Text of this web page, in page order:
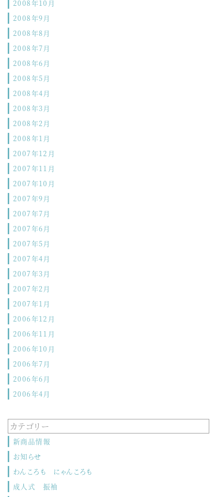
2008年10月
2008年9月
2008年8月
2008年7月
2008年6月
2008年5月
2008年4月
2008年3月
2008年2月
2008年1月
2007年12月
2007年11月
2007年10月
2007年9月
2007年7月
2007年6月
2007年5月
2007年4月
2007年3月
2007年2月
2007年1月
2006年12月
2006年11月
2006年10月
2006年7月
2006年6月
2006年4月
カテゴリー
新商品情報
お知らせ
わんころも にゃんころも
成人式 振袖